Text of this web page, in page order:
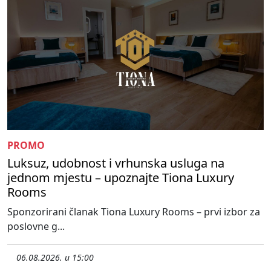
PROMO
Luksuz, udobnost i vrhunska usluga na
jednom mjestu – upoznajte Tiona Luxury
Rooms
Sponzorirani članak Tiona Luxury Rooms – prvi izbor za
poslovne g...
06.08.2026. u 15:00